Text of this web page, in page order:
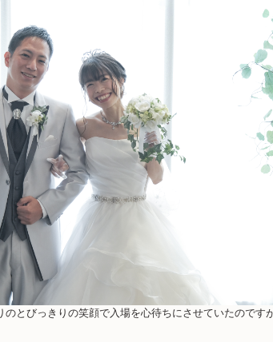
とびっきりの笑顔で入場を心待ちにさせていたのですが